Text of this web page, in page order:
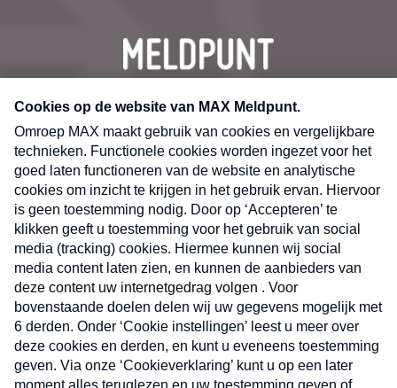
CONTACT
Volg ons op
X
Nieuwsbrief
Neem hier een gratis abonnement op de MAX